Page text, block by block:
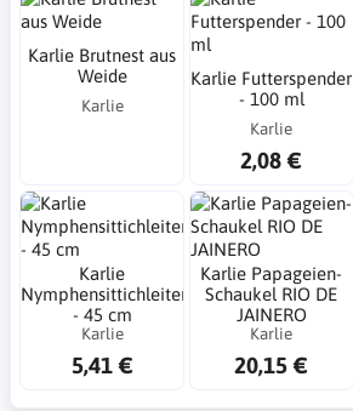
Karlie Brutnest aus
Weide
Karlie
Karlie Futterspender
- 100 ml
Karlie
2,08 €
Karlie
Nymphensittichleiter
- 45 cm
Karlie
5,41 €
Karlie Papageien-
Schaukel RIO DE
JAINERO
Karlie
20,15 €